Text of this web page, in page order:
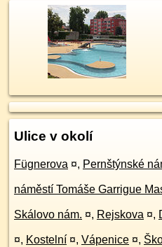
Ulice v okolí
Fügnerova ¤, Pernštýnské
náměstí Tomáše Garrigue
Skálovo nám. ¤, Rejskova ¤,
¤, Kostelní ¤, Vápenice ¤,